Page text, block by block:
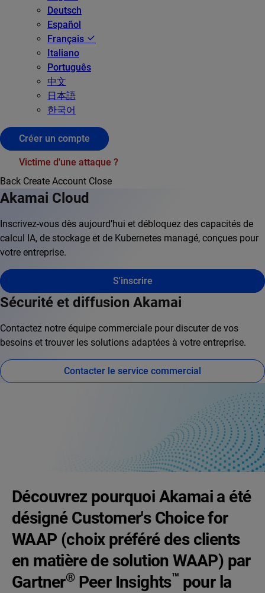
Deutsch
Español
Français
Italiano
Português
中文
日本語
한국어
Créer un compte
Victime d'une attaque ?
Back Create Account Close
Akamai Cloud
Inscrivez-vous dès aujourd’hui et débloquez des capacités de
calcul IA, de stockage et de Kubernetes managé, conçues pour
votre entreprise.
S'inscrire
Sécurité et diffusion Akamai
Contactez notre équipe commerciale pour discuter de vos
besoins et trouver les solutions adaptées à votre entreprise.
Contacter le service commercial
Découvrez pourquoi Akamai a été
désigné Customer's Choice for
WAAP (choix préféré des clients
en matière de solution WAAP) par
Gartner®Peer Insights™ pour la